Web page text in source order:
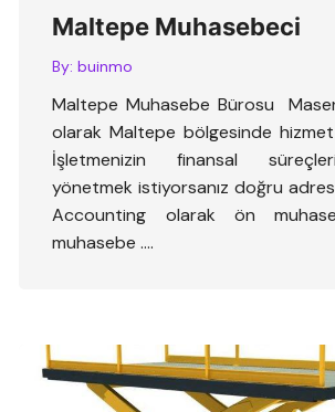
Maltepe Muhasebeci
By: buinmo
Maltepe Muhasebe Bürosu
olarak Maltepe bölgesinde
İşletmenizin finansal
yönetmek istiyorsanız doğru
Accounting olarak ön
muhasebe ….